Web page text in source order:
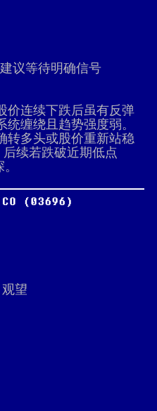
议等待明确信号
价连续下跌后虽有反弹
缠绕且趋势强度弱。
转多头或股价重新站稳
后续若跌破近期低点
(03696)
望